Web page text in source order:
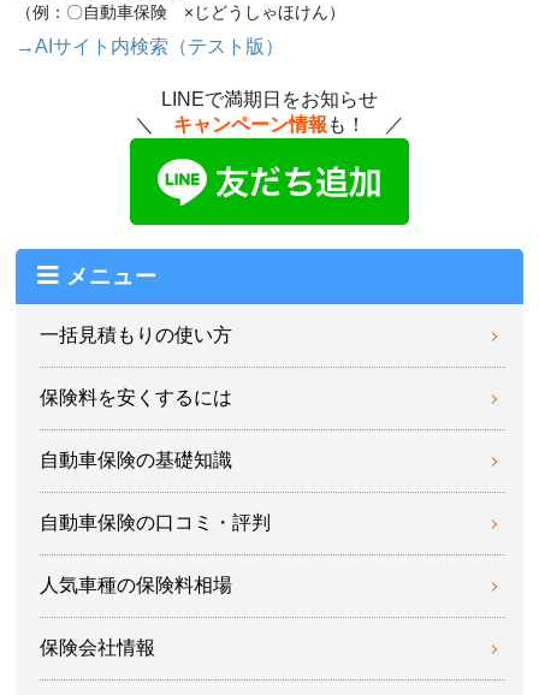
（例：〇自動車保険 ×じどうしゃほけん）
→AIサイト内検索（テスト版）
LINEで満期日をお知らせ
＼ キャンペーン情報 も！ ／
メニュー
一括見積もりの使い方
保険料を安くするには
自動車保険の基礎知識
自動車保険の口コミ・評判
人気車種の保険料相場
保険会社情報